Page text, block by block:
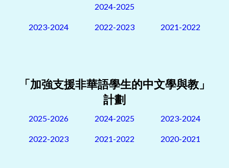
2024-2025
2023-2024 2022-2023 2021-2022
「加強支援非華語學生的中文學與教」
計劃
2025-2026 2024-2025 2023-2024
2022-2023 2021-2022 2020-2021